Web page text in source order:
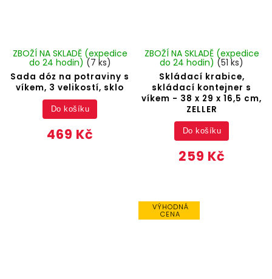
Sada dóz na potraviny s
víkem, 3 velikostí, sklo
ZBOŽÍ NA SKLADĚ (expedice
do 24 hodin) (7 ks)
469 Kč
Do košíku
Skládací krabice,
skládací kontejner s
víkem - 38 x 29 x 16,5 cm,
ZELLER
ZBOŽÍ NA SKLADĚ (expedice
do 24 hodin) (51 ks)
259 Kč
Do košíku
VÝHODNÁ
CENA